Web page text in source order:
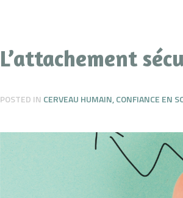
L’attachement
POSTED IN CERVEAU HUMAIN,CONFIANCE EN